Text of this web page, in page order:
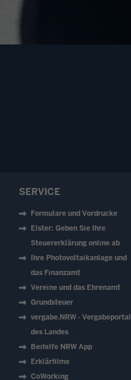
SERVICE
Formulare und Vordrucke
Elster: Geben Sie Ihre
Steuererklärung online ab
Ihre Photovoltaikanlage und
das Finanzamt
Vereine und das Ehrenamt
Grundsteuer
vergabe.NRW - Vergabeportal
des Landes
Beihilfe NRW App
Erklärfilme
CoWorking